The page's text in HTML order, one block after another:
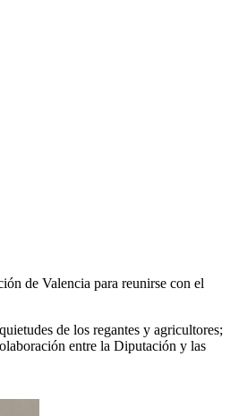
de Valencia para reunirse con el
de los regantes y agricultores;
entre la Diputación y las